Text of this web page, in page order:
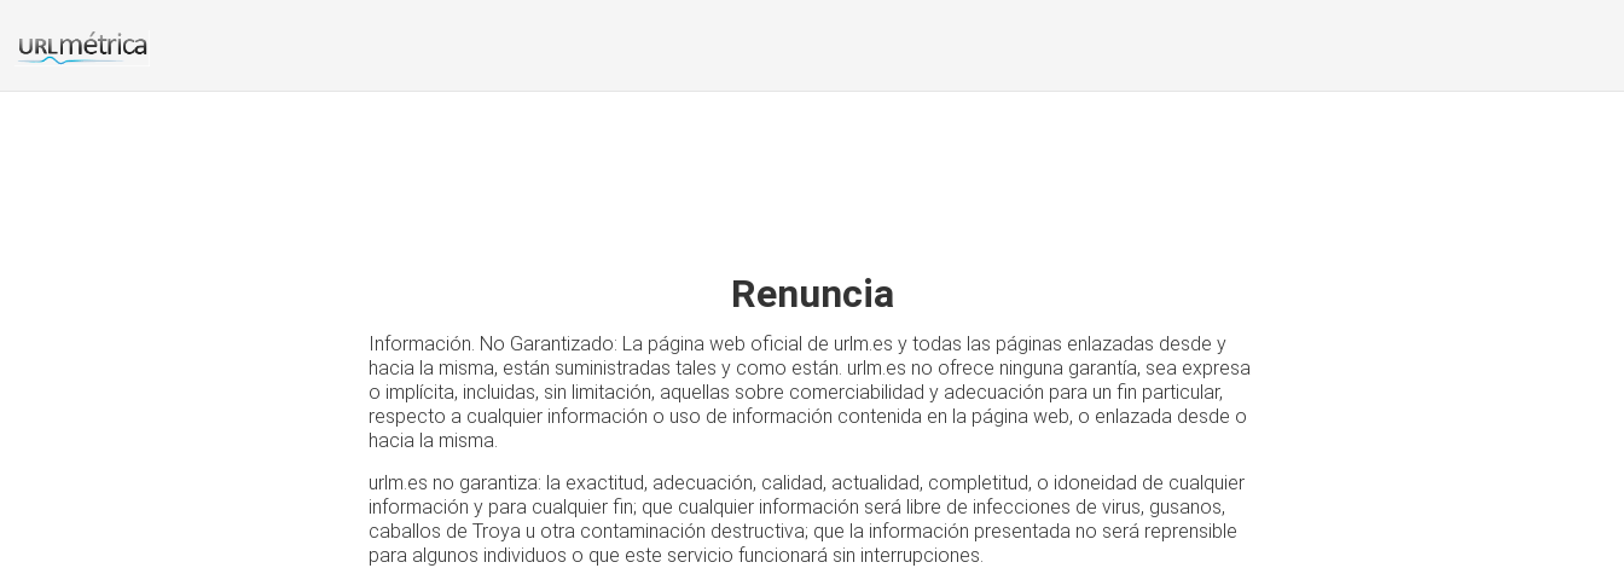
Renuncia
Información. No Garantizado: La página web oficial de urlm.es y todas las páginas enlazadas desde y
hacia la misma, están suministradas tales y como están. urlm.es no ofrece ninguna garantía, sea expresa
o implícita, incluidas, sin limitación, aquellas sobre comerciabilidad y adecuación para un fin particular,
respecto a cualquier información o uso de información contenida en la página web, o enlazada desde o
hacia la misma.
urlm.es no garantiza: la exactitud, adecuación, calidad, actualidad, completitud, o idoneidad de cualquier
información y para cualquier fin; que cualquier información será libre de infecciones de virus, gusanos,
caballos de Troya u otra contaminación destructiva; que la información presentada no será reprensible
para algunos individuos o que este servicio funcionará sin interrupciones.